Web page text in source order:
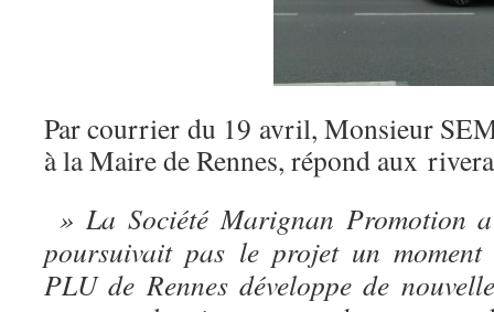
Par courrier du 19 avril, Monsieur
à la Maire de Rennes, répond aux
» La Société Marignan Promotion
poursuivait pas le projet un moment
PLU de Rennes développe de